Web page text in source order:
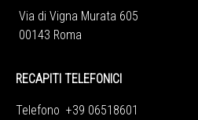
Via di Vigna Murata 605
00143 Roma
RECAPITI TELEFONICI
Telefono +39 06518601